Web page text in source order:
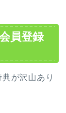
員登録
が沢山あり